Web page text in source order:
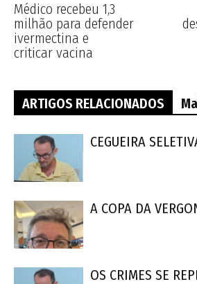
Médico recebeu 1,3
milhão para defender
ivermectina e
criticar vacina
ARTIGOS RELACIONADOS
CEGUEIRA
A COPA DA
OS CRIMES SE